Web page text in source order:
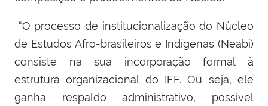
“O processo de institucionalização do Núcleo
de Estudos Afro-brasileiros e Indígenas (Neabi)
consiste na sua incorporação formal à
estrutura organizacional do IFF. Ou seja, ele
ganha respaldo administrativo, possível